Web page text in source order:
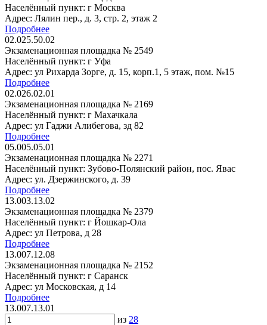
Населённый пункт: г Москва
Адрес: Лялин пер., д. 3, стр. 2, этаж 2
Подробнее
02.025.50.02
Экзаменационная площадка № 2549
Населённый пункт: г Уфа
Адрес: ул Рихарда Зорге, д. 15, корп.1, 5 этаж, пом. №15
Подробнее
02.026.02.01
Экзаменационная площадка № 2169
Населённый пункт: г Махачкала
Адрес: ул Гаджи Алибегова, зд 82
Подробнее
05.005.05.01
Экзаменационная площадка № 2271
Населённый пункт: Зубово-Полянский район, пос. Явас
Адрес: ул. Дзержинского, д. 39
Подробнее
13.003.13.02
Экзаменационная площадка № 2379
Населённый пункт: г Йошкар-Ола
Адрес: ул Петрова, д 28
Подробнее
13.007.12.08
Экзаменационная площадка № 2152
Населённый пункт: г Саранск
Адрес: ул Московская, д 14
Подробнее
13.007.13.01
из 28